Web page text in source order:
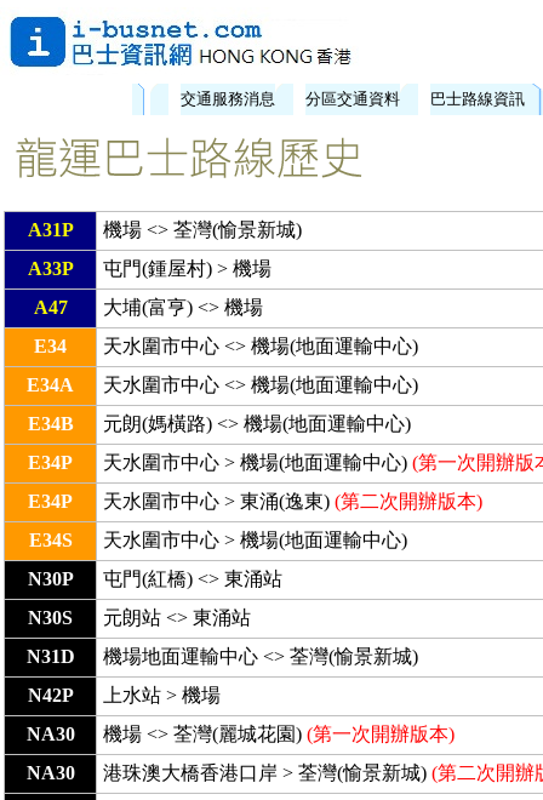
交通服務消息 分區交通資料 巴士路線資訊
A31P
機場 <> 荃灣(愉景新城)
A33P
屯門(鍾屋村) > 機場
A47
大埔(富亨) <> 機場
E34
天水圍市中心 <> 機場(地面運輸中心)
E34A
天水圍市中心 <> 機場(地面運輸中心)
E34B
元朗(媽橫路) <> 機場(地面運輸中心)
E34P
天水圍市中心 > 機場(地面運輸中心) (第一次開辦版
E34P
天水圍市中心 > 東涌(逸東) (第二次開辦版本)
E34S
天水圍市中心 > 機場(地面運輸中心)
N30P
屯門(紅橋) <> 東涌站
N30S
元朗站 <> 東涌站
N31D
機場地面運輸中心 <> 荃灣(愉景新城)
N42P
上水站 > 機場
NA30
機場 <> 荃灣(麗城花園) (第一次開辦版本)
NA30
港珠澳大橋香港口岸 > 荃灣(愉景新城) (第二次開辦